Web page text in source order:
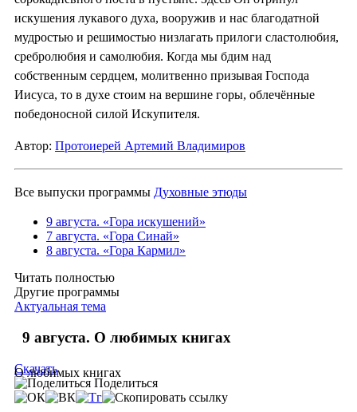
искушения лукавого духа, вооружив и нас благодатной
мудростью и решимостью низлагать прилоги сластолюбия,
сребролюбия и самолюбия. Когда мы бдим над
собственным сердцем, молитвенно призывая Господа
Иисуса, то в духе стоим на вершине горы, облечённые
победоносной силой Искупителя.
Автор: Протоиерей Артемий Владимиров
Все выпуски программы Духовные этюды
9 августа. «Гора искушений»
7 августа. «Гора Синай»
8 августа. «Гора Кармил»
Читать полностью
Другие программы
Актуальная тема
9 августа. О любимых книгах
О любимых книгах
Скачать
Поделиться